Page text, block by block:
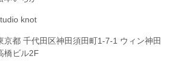
knot
京都 千代田区神田須田町1-7-1 ウィン神田
橋ビル2F